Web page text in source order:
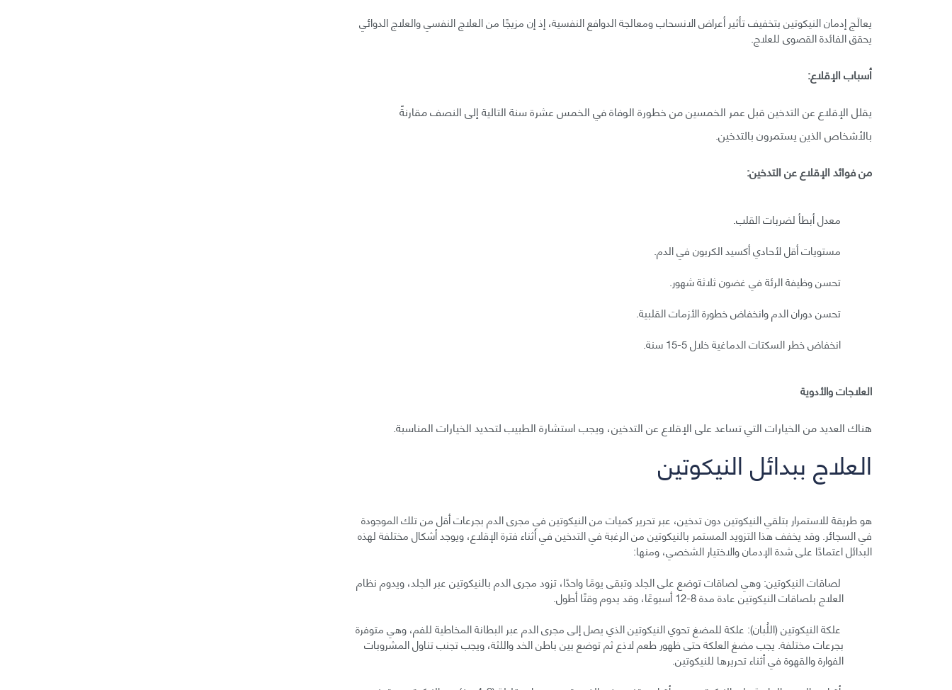
يعالَج إدمان النيكوتين بتخفيف تأثير أعراض الانسحاب ومعالجة الدوافع النفسية، إذ إن مزيجًا من العلاج النفسي والعلاج الدوائي
يحقق الفائدة القصوى للعلاج.
أسباب الإقلاع:
يقلل الإقلاع عن التدخين قبل عمر الخمسين من خطورة الوفاة في الخمس عشرة سنة التالية إلى النصف مقارنةً
بالأشخاص الذين يستمرون بالتدخين.
من فوائد الإقلاع عن التدخين:
معدل أبطأ لضربات القلب.
مستويات أقل لأحادي أكسيد الكربون في الدم.
تحسن وظيفة الرئة في غضون ثلاثة شهور.
تحسن دوران الدم وانخفاض خطورة الأزمات القلبية.
انخفاض خطر السكتات الدماغية خلال 5-15 سنة.
العلاجات والأدوية
هناك العديد من الخيارات التي تساعد على الإقلاع عن التدخين، ويجب استشارة الطبيب لتحديد الخيارات المناسبة.
العلاج ببدائل النيكوتين
هو طريقة للاستمرار بتلقي النيكوتين دون تدخين، عبر تحرير كميات من النيكوتين في مجرى الدم بجرعات أقل من تلك الموجودة
في السجائر. وقد يخفف هذا التزويد المستمر بالنيكوتين من الرغبة في التدخين في أثناء فترة الإقلاع، ويوجد أشكال مختلفة لهذه
البدائل اعتمادًا على شدة الإدمان والاختيار الشخصي، ومنها:
لصاقات النيكوتين: وهي لصاقات توضع على الجلد وتبقى يومًا واحدًا، تزود مجرى الدم بالنيكوتين عبر الجلد، ويدوم نظام
العلاج بلصاقات النيكوتين عادة مدة 8-12 أسبوعًا، وقد يدوم وقتًا أطول.
علكة النيكوتين (اللُبان): علكة للمضغ تحوي النيكوتين الذي يصل إلى مجرى الدم عبر البطانة المخاطية للفم، وهي متوفرة
بجرعات مختلفة. يجب مضغ العلكة حتى ظهور طعم لاذع ثم توضع بين باطن الخد واللثة، ويجب تجنب تناول المشروبات
الفوارة والقهوة في أثناء تحريرها للنيكوتين.